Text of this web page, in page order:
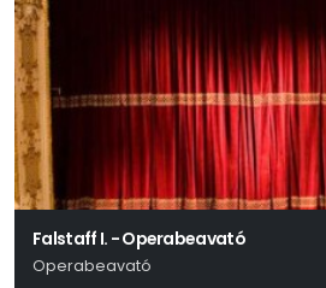
Falstaff I. - Operabeavató
Operabeavató